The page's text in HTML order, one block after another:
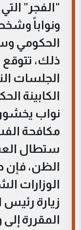
"الفجر"
ونواباً
الحكومي
ذلك،
الجلسات
الكابينة
نواب
مكافحة
ستطال
الظن، فإن
الوزارات
زيارة رئيس
المقررة